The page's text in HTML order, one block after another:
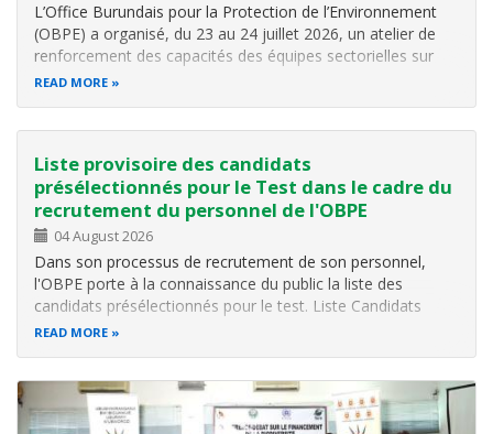
L’Office Burundais pour la Protection de l’Environnement
(OBPE) a organisé, du 23 au 24 juillet 2026, un atelier de
renforcement des capacités des équipes sectorielles sur
l’utilisation des outils du Cadre de transparence renforcé
READ MORE
Liste provisoire des candidats
présélectionnés pour le Test dans le cadre du
recrutement du personnel de l'OBPE
04 August 2026
Dans son processus de recrutement de son personnel,
l'OBPE porte à la connaissance du public la liste des
candidats présélectionnés pour le test. Liste Candidats
présélectionnés.
READ MORE